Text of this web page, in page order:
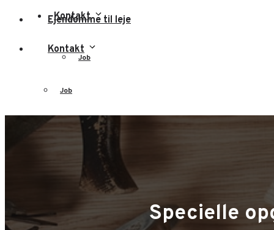
Kontakt
Job
Ejendomme til leje
Kontakt
Job
Specielle